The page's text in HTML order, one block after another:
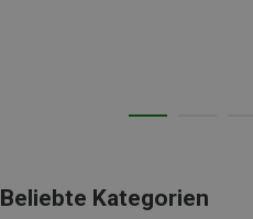
Beliebte Kategorien